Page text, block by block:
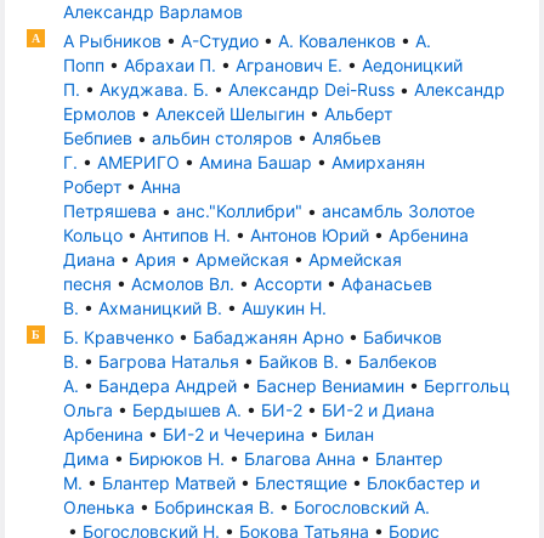
Александр Варламов
А А Рыбников • А-Студио • А. Коваленков • А.
Попп • Абрахаи П. • Агранович Е. • Аедоницкий
П. • Акуджава. Б. • Александр Dei-Russ • Александр
Ермолов • Алексей Шелыгин • Альберт
Бебпиев • альбин столяров • Алябьев
Г. • АМЕРИГО • Амина Башар • Амирханян
Роберт • Анна
Петряшева • анс."Коллибри" • ансамбль Золотое
Кольцо • Антипов Н. • Антонов Юрий • Арбенина
Диана • Ария • Армейская • Армейская
песня • Асмолов Вл. • Ассорти • Афанасьев
В. • Ахманицкий В. • Ашукин Н.
Б Б. Кравченко • Бабаджанян Арно • Бабичков
В. • Багрова Наталья • Байков В. • Балбеков
А. • Бандера Андрей • Баснер Вениамин • Берггольц
Ольга • Бердышев А. • БИ-2 • БИ-2 и Диана
Арбенина • БИ-2 и Чечерина • Билан
Дима • Бирюков Н. • Благова Анна • Блантер
М. • Блантер Матвей • Блестящие • Блокбастер и
Оленька • Бобринская В. • Богословский А.
• Богословский Н. • Бокова Татьяна • Борис